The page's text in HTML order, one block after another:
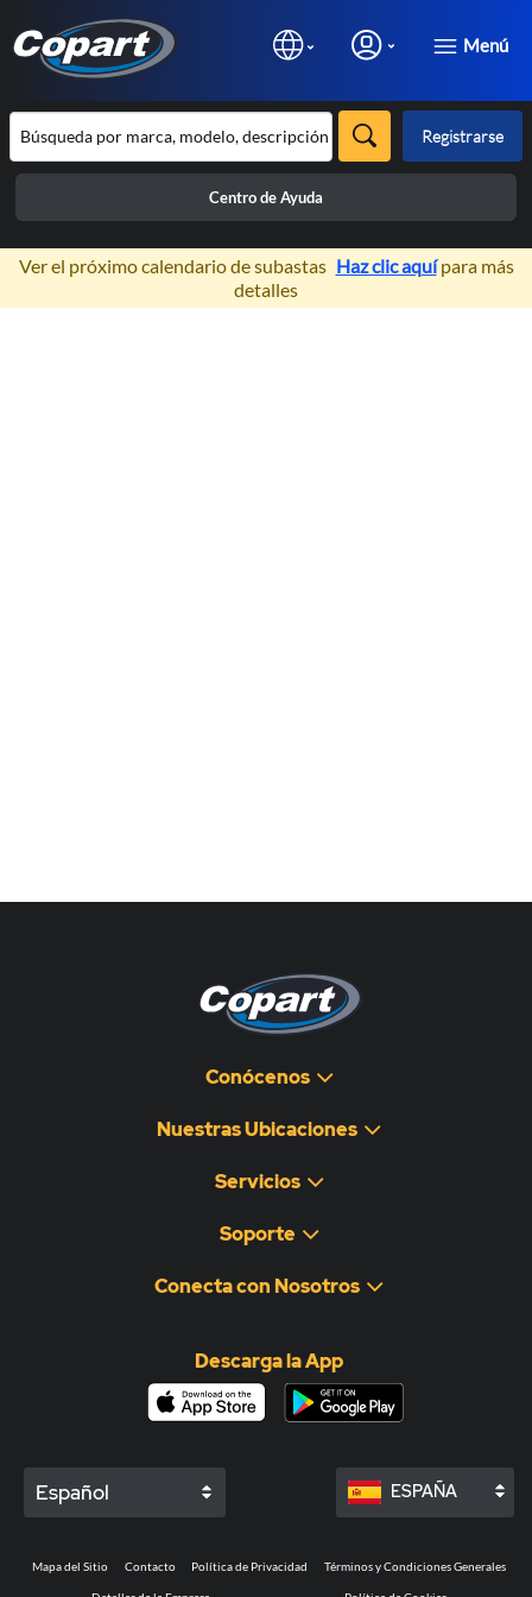
Menú
Registrarse
Centro de Ayuda
×
Ver el próximo calendario de subastas Haz clic aquípara más
detalles
Conócenos
Nuestras Ubicaciones
Servicios
Soporte
Conecta con Nosotros
Descarga la App
Español ESPAÑA
Mapa del Sitio Contacto Política de Privacidad Términos y Condiciones Generales